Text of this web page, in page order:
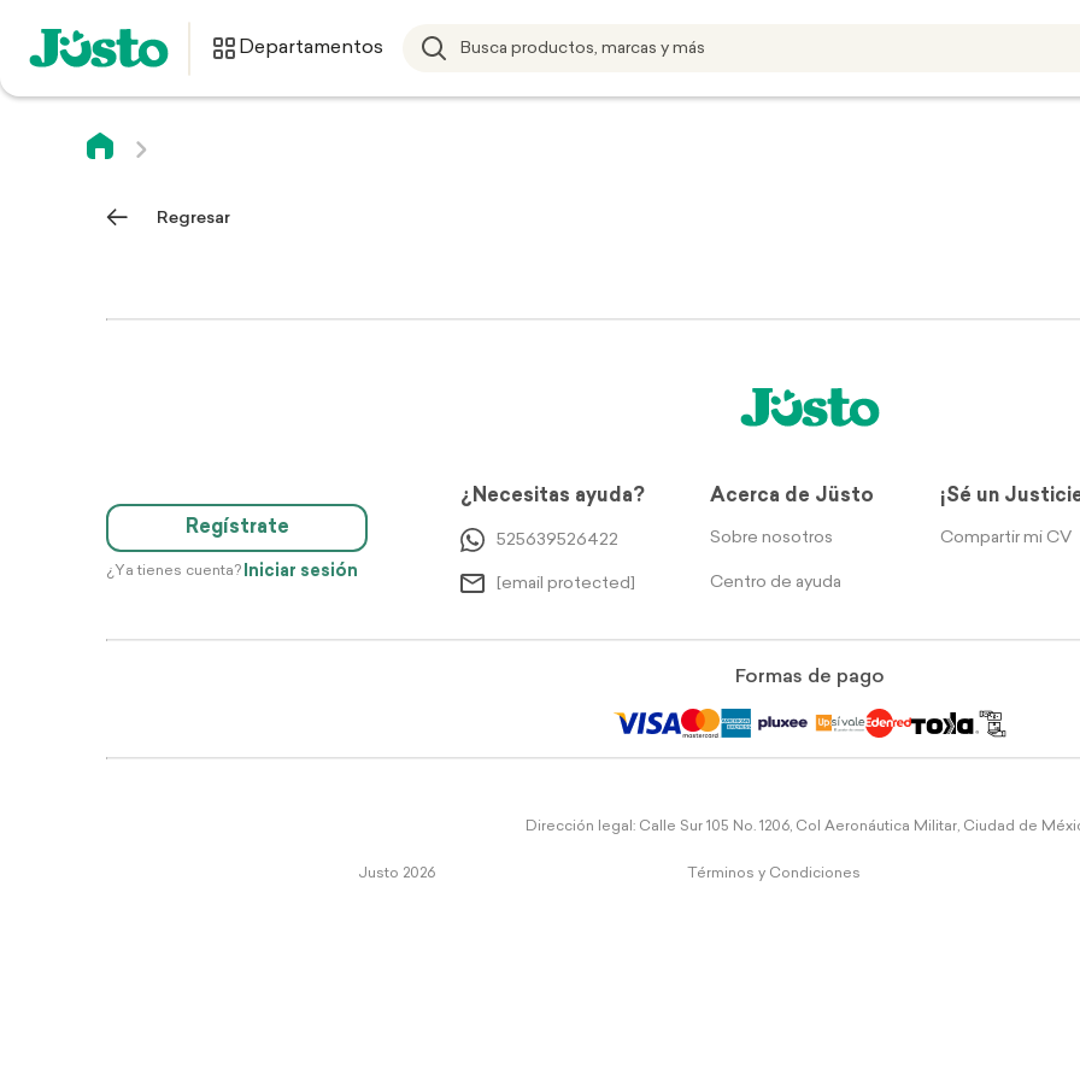
Departamentos
Regresar
Regístrate
¿Ya tienes cuenta? Iniciar sesión
¿Necesitas ayuda?
525639526422
[email protected]
Acerca de Jüsto
Sobre nosotros
Centro de ayuda
¡Sé un
Compartir mi CV
Formas de pago
Dirección legal: Calle Sur 105 No. 1206, Col Aeronáutica Militar, Ciudad de
Justo 2026 Términos y Condiciones